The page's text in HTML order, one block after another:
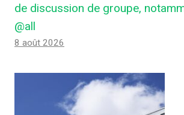
de discussion de groupe,
@all
8 août 2026